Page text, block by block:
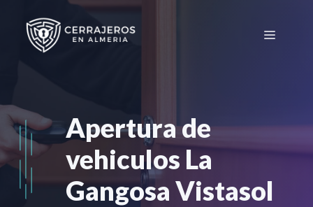
contenido
Menú
Apertura de
vehiculos La
Gangosa Vistasol